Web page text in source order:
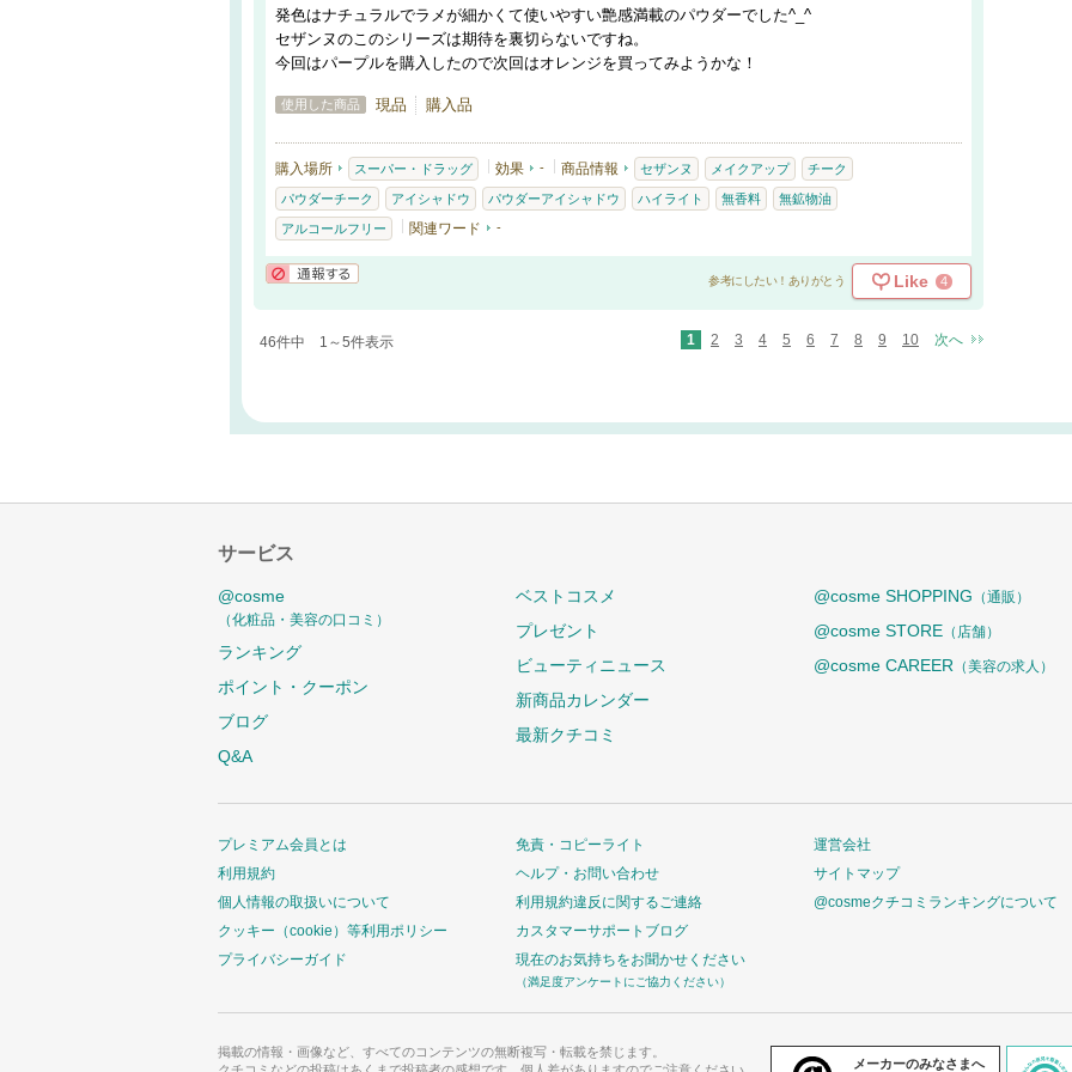
発色はナチュラルでラメが細かくて使いやすい艶感満載のパウダーでした^_^
セザンヌのこのシリーズは期待を裏切らないですね。
今回はパープルを購入したので次回はオレンジを買ってみようかな！
使用した商品 現品 購入品
購入場所 スーパー・ドラッグ 効果 - 商品情報 セザンヌ メイクアップ チーク
パウダーチーク アイシャドウ パウダーアイシャドウ ハイライト 無香料 無鉱物油
アルコールフリー 関連ワード -
参考にしたい！ありがとう Like 4
46件中 1～5件表示 1 2 3 4 5 6 7 8 9 10 次へ
サービス
@cosme
（化粧品・美容の口コミ）
ランキング
ポイント・クーポン
ブログ
Q&A
ベストコスメ
プレゼント
ビューティニュース
新商品カレンダー
最新クチコミ
@cosme SHOPPING （通販）
@cosme STORE （店舗）
@cosme CAREER （美容の求人）
プレミアム会員とは
利用規約
個人情報の取扱いについて
クッキー（cookie）等利用ポリシー
プライバシーガイド
免責・コピーライト
ヘルプ・お問い合わせ
利用規約違反に関するご連絡
カスタマーサポートブログ
現在のお気持ちをお聞かせください
（満足度アンケートにご協力ください）
運営会社
サイトマップ
@cosmeクチコミランキングについて
掲載の情報・画像など、すべてのコンテンツの無断複写・転載を禁じます。
メーカーのみなさまへ